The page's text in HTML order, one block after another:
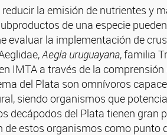
la emisión de nutrientes y
de una especie
evaluar la implementación de
Aegla uruguayana, familia
IMTA a través de la
del Plata son omnívoros
siendo organismos que
decápodos del Plata tienen gran
estos organismos como punto